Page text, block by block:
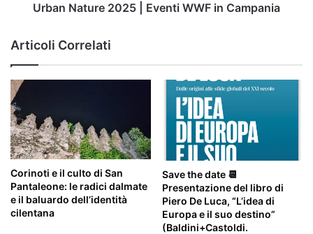
Urban Nature 2025 | Eventi WWF in Campania
Articoli Correlati
Corinoti e il culto di San
Pantaleone: le radici dalmate
e il baluardo dell’identità
cilentana
Save the date 📆
Presentazione del libro di
Piero De Luca, “L’idea di
Europa e il suo destino”
(Baldini+Castoldi.